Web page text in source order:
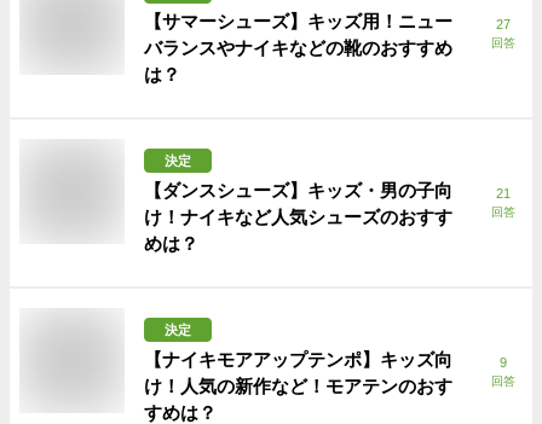
【サマーシューズ】キッズ用！ニュー
バランスやナイキなどの靴のおすすめ
は？
27
回答
決定
【ダンスシューズ】キッズ・男の子向
け！ナイキなど人気シューズのおすす
めは？
21
回答
決定
【ナイキモアアップテンポ】キッズ向
け！人気の新作など！モアテンのおす
すめは？
9
回答